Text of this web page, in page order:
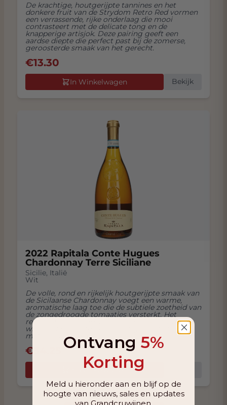
De krachtige, houtgerijpte tannines en het
donkere fruit van de Strydom Retro Red vormen
een verrassende, rijke onderlaag die mooi
contrasteert met de delicate tong en de
knapperige artisjok. Deze pairing geeft een
aardse diepte die perfect past bij de zomerse,
geroosterde smaak van het gerecht.
€13.30
In Winkelwagen Bekijk
2022 Rapitala Conte Hugues
Chardonnay Terre Siciliane
Sicilie, Italië
Wit
De volle, rond en rijkelijk houtgerijpte smaak van
de Sicilaanse Chardonnay voegt een warme,
aromatische laag toe die de subtiele zoetheid van
de zongedroogde tomaatjes versterkt. Het
resultaat is een harmonie die de kracht van de
wijn en de delicatesse van het gerecht elegant
met elkaar verbindt.
€
In Winkelwagen
Ontvang 5%
Korting
Meld u hieronder aan en blijf op de
hoogte van nieuws, sales en updates
van Grandcruwijnen.